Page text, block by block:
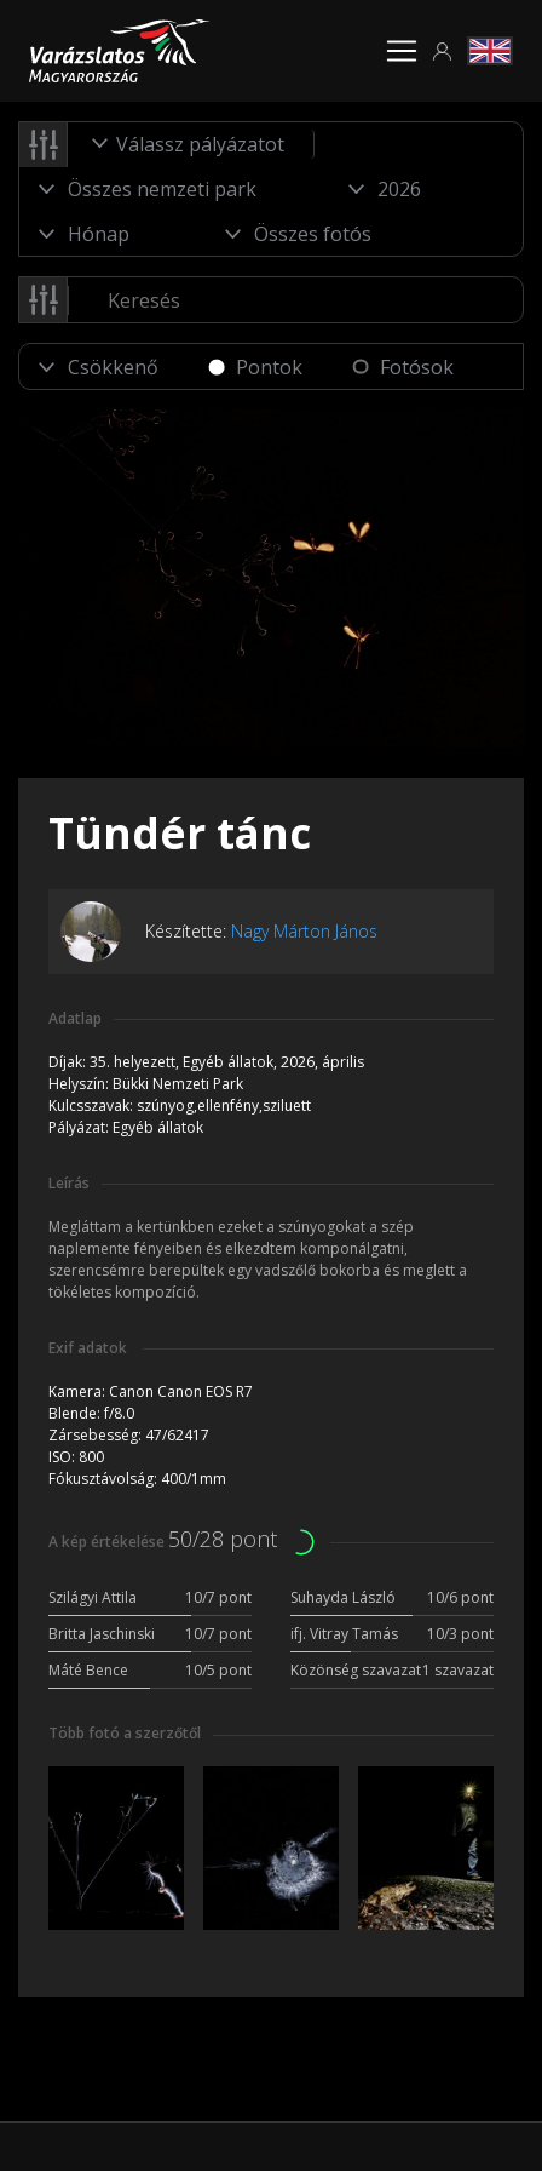
Válassz pályázatot
Pontok Fotósok
Tündér tánc
Készítette: Nagy Márton János
Adatlap
Díjak: 35. helyezett, Egyéb állatok, 2026, április
Helyszín: Bükki Nemzeti Park
Kulcsszavak: szúnyog,ellenfény,sziluett
Pályázat: Egyéb állatok
Leírás
Megláttam a kertünkben ezeket a szúnyogokat a szép
naplemente fényeiben és elkezdtem komponálgatni,
szerencsémre berepültek egy vadszőlő bokorba és meglett a
tökéletes kompozíció.
Exif adatok
Kamera: Canon Canon EOS R7
Blende:f/8.0
Zársebesség: 47/62417
ISO: 800
Fókusztávolság: 400/1mm
A kép értékelése 50/28 pont
Szilágyi Attila 10/7 pont Suhayda László
10/6 pont
Britta Jaschinski
10/7 pont ifj. Vitray Tamás
10/3 pont
Máté Bence
10/5 pont Közönség szavazat1 szavazat
Több fotó a szerzőtől